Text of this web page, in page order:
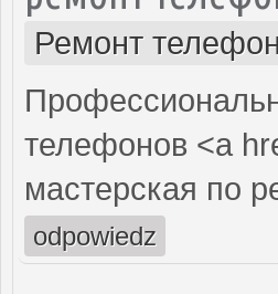
Ремонт
телефонов <a
мастерская по
odpowiedz